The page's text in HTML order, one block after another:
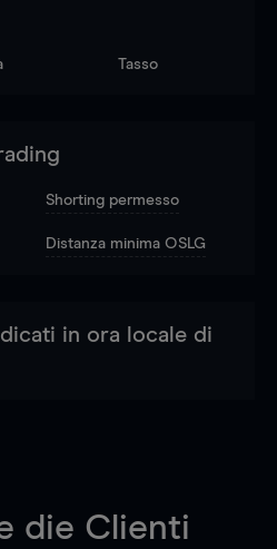
Tasso
Shorting permesso
Distanza minima OSLG
in ora locale di
die Clienti